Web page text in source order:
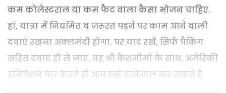
कम कोलेस्टराल या कम फैट वाला कैसा भोजन चाहिए.
हां, यात्रा में नियमित व जरूरत पड़ने पर काम आने वाली
दवाएं रखना अक्लमंदी होगा. पर याद रखें, सिर्फ पैकिंग
सहित दवाएं ही ले जाएं. वह भी कैशमीमो के साथ. अमेरिकी
इमिग्रेशन पार करते ही आप इन्हें इस्तेमाल कर सकते हैं.